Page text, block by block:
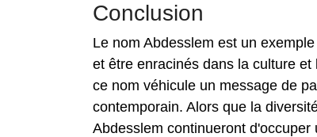
Conclusion
Le nom Abdesslem est un
et être enracinés dans la culture
ce nom véhicule un message de
contemporain. Alors que la
Abdesslem continueront